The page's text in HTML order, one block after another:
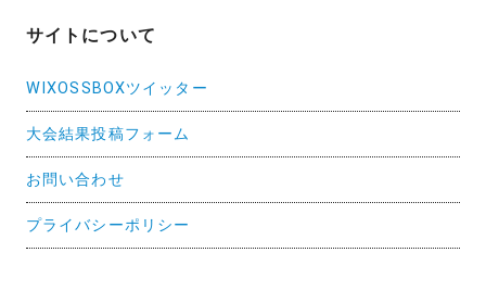
サイトについて
WIXOSSBOXツイッター
大会結果投稿フォーム
お問い合わせ
プライバシーポリシー